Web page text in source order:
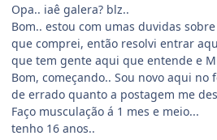
Opa.. iaê galera? blz..
Bom.. estou com umas duvidas
que comprei, então resolvi entrar
que tem gente aqui que entende e
Bom, começando.. Sou novo aqui no
de errado quanto a postagem me
Faço musculação á 1 mes e meio...
tenho 16 anos..